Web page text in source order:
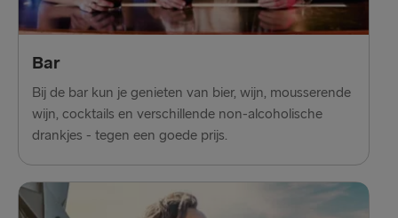
Bar
Bij de bar kun je genieten van bier, wijn, mousserende
wijn, cocktails en verschillende non-alcoholische
drankjes - tegen een goede prijs.